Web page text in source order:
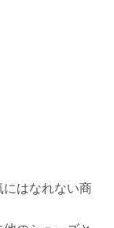
はなれない商